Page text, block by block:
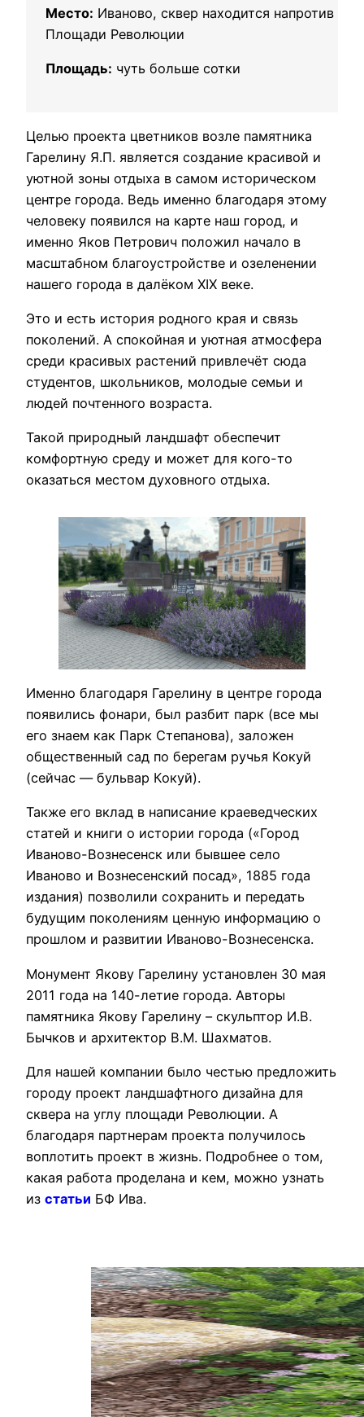
Место: Иваново, сквер находится напротив
Площади Революции
Площадь: чуть больше сотки
Целью проекта цветников возле памятника
Гарелину Я.П. является создание красивой и
уютной зоны отдыха в самом историческом
центре города. Ведь именно благодаря этому
человеку появился на карте наш город, и
именно Яков Петрович положил начало в
масштабном благоустройстве и озеленении
нашего города в далёком ХIХ веке.
Это и есть история родного края и связь
поколений. А спокойная и уютная атмосфера
среди красивых растений привлечёт сюда
студентов, школьников, молодые семьи и
людей почтенного возраста.
Такой природный ландшафт обеспечит
комфортную среду и может для кого-то
оказаться местом духовного отдыха.
Именно благодаря Гарелину в центре города
появились фонари, был разбит парк (все мы
его знаем как Парк Степанова), заложен
общественный сад по берегам ручья Кокуй
(сейчас — бульвар Кокуй).
Также его вклад в написание краеведческих
статей и книги о истории города («Город
Иваново-Вознесенск или бывшее село
Иваново и Вознесенский посад», 1885 года
издания) позволили сохранить и передать
будущим поколениям ценную информацию о
прошлом и развитии Иваново-Вознесенска.
Монумент Якову Гарелину установлен 30 мая
2011 года на 140-летие города. Авторы
памятника Якову Гарелину – скульптор И.В.
Бычков и архитектор В.М. Шахматов.
Для нашей компании было честью предложить
городу проект ландшафтного дизайна для
сквера на углу площади Революции. А
благодаря партнерам проекта получилось
воплотить проект в жизнь. Подробнее о том,
какая работа проделана и кем, можно узнать
из статьи БФ Ива.